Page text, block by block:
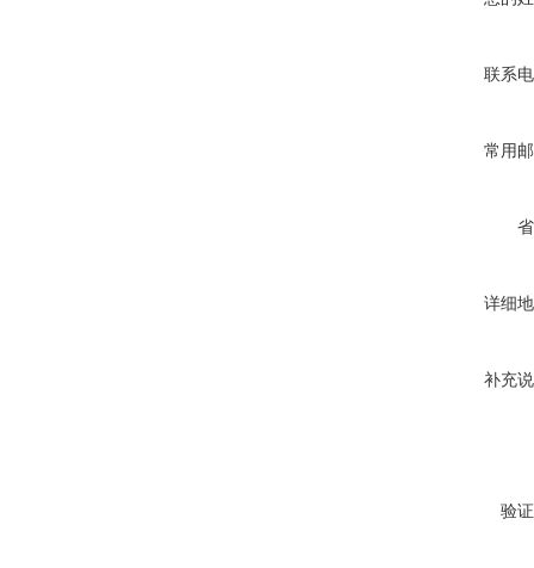
联系
常用
详细
补充
验